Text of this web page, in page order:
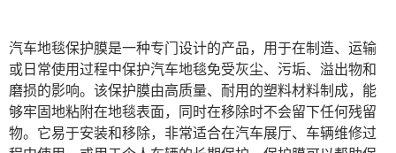
汽车地毯保护膜是一种专门设计的产品，用于在制造、运输
或日常使用过程中保护汽车地毯免受灰尘、污垢、溢出物和
磨损的影响。该保护膜由高质量、耐用的塑料材料制成，能
够牢固地粘附在地毯表面，同时在移除时不会留下任何残留
物。它易于安装和移除，非常适合在汽车展厅、车辆维修过